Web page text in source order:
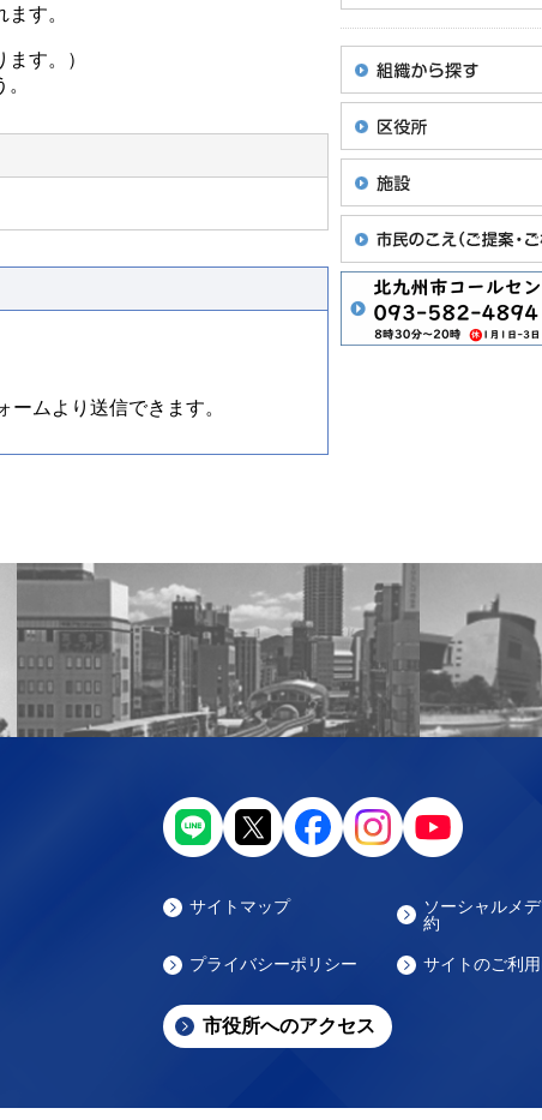
ます。
す。）
ムより送信できます。
サイトマップ
ソーシャルメ
約
プライバシーポリシー サイトのご利
市役所へのアクセス